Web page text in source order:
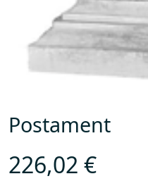
Postament
226,02 €